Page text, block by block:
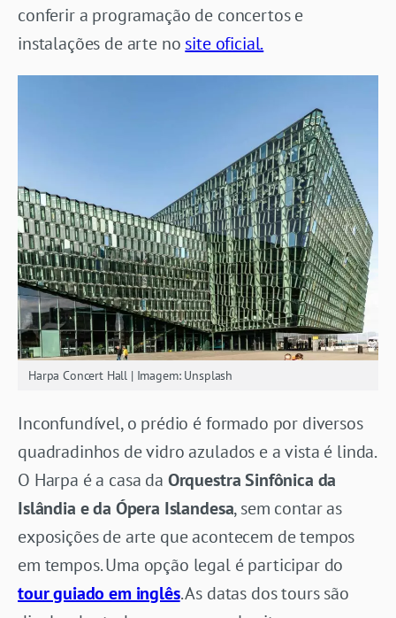
conferir a programação de concertos e
instalações de arte no site oficial.
Harpa Concert Hall | Imagem: Unsplash
Inconfundível, o prédio é formado por diversos
quadradinhos de vidro azulados e a vista é linda.
O Harpa é a casa da Orquestra Sinfônica da
Islândia e da Ópera Islandesa, sem contar as
exposições de arte que acontecem de tempos
em tempos. Uma opção legal é participar do
tour guiado em inglês. As datas dos tours são